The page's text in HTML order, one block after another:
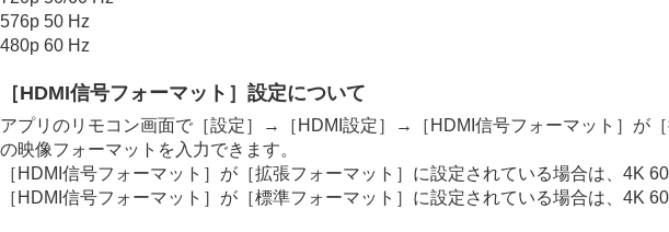
576p 50 Hz
480p 60 Hz
［HDMI信号フォーマット ］設定について
アプリのリモコン画面で［設定］→［ HDMI設定］→［ HDMI信号フォーマット ］が［
の映像フォーマットを入力できます。
［ HDMI信号フォーマット ］が［拡張フォーマット ］に設定されている場合は、 4K
［ HDMI信号フォーマット ］が［標準フォーマット ］に設定されている場合は、 4K